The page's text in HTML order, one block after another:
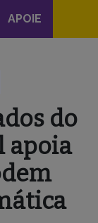
APOIE
do
apoia